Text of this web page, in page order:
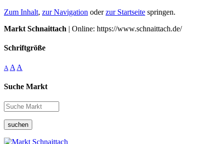
Zum Inhalt, zur Navigation oderzur Startseite springen.
Markt Schnaittach | Online: https://www.schnaittach.de/
Schriftgröße
A A A
Suche Markt
suchen